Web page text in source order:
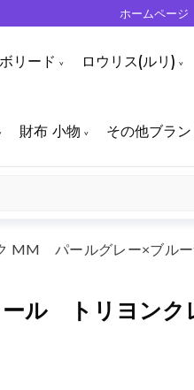
ホームページ
ボリード ロウリス(ルリ)
財布 小物 その他ブラン
MM パールグレー×ブル
ル トリヨン